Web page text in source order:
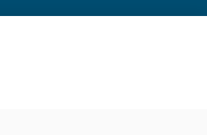
правообладателя